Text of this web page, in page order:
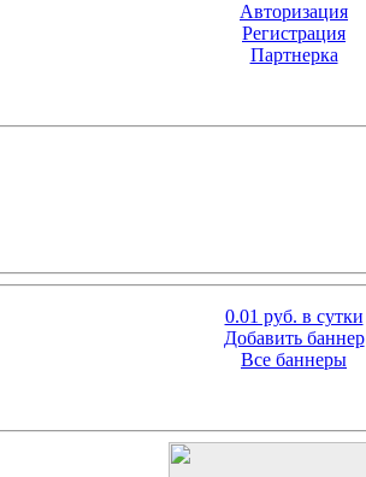
Авторизация
Регистрация
Партнерка
0.01 руб. в сутки
Добавить баннер
Все баннеры